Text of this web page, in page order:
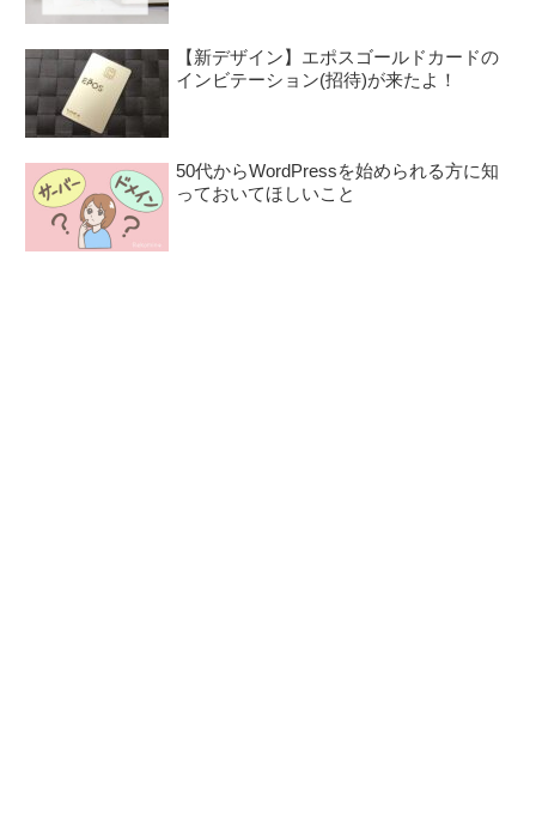
【新デザイン】エポスゴールドカードの
インビテーション(招待)が来たよ！
50代からWordPressを始められる方に知
っておいてほしいこと